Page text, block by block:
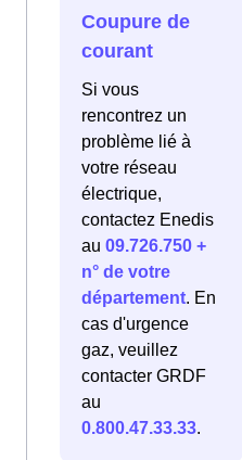
Coupure de
courant
Si vous
rencontrez un
problème lié à
votre réseau
électrique,
contactez Enedis
au 09.726.750 +
n° de votre
département. En
cas d'urgence
gaz, veuillez
contacter GRDF
au
0.800.47.33.33.